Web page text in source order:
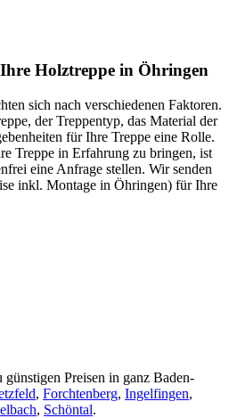
Holztreppe in Öhringen
sich nach verschiedenen Faktoren.
der Treppentyp, das Material der
für Ihre Treppe eine Rolle.
Treppe in Erfahrung zu bringen, ist
eine Anfrage stellen. Wir senden
inkl. Montage in Öhringen) für Ihre
Preisen in ganz Baden-
, Forchtenberg, Ingelfingen,
, Schöntal.